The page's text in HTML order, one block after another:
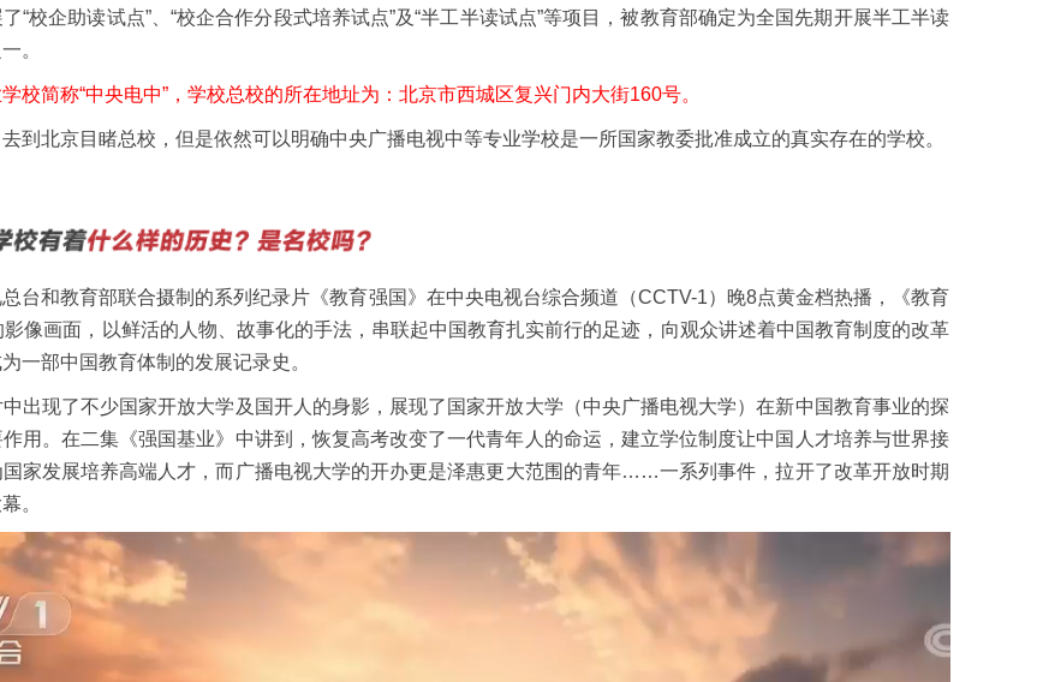
“校企助读试点”、“校企合作分段式培养试点”及“半工半读试点”等项目，被教育部确定为全国先期开展半工半读
。
校简称“中央电中”，学校总校的所在地址为：北京市西城区复兴门内大街160号。
到北京目睹总校，但是依然可以明确中央广播电视中等专业学校是一所国家教委批准成立的真实存在的学校。
台和教育部联合摄制的系列纪录片《教育强国》在中央电视台综合频道（CCTV-1）晚8点黄金档热播，《教育
像画面，以鲜活的人物、故事化的手法，串联起中国教育扎实前行的足迹，向观众讲述着中国教育制度的改革
一部中国教育体制的发展记录史。
出现了不少国家开放大学及国开人的身影，展现了国家开放大学（中央广播电视大学）在新中国教育事业的探
用。在二集《强国基业》中讲到，恢复高考改变了一代青年人的命运，建立学位制度让中国人才培养与世界接
家发展培养高端人才，而广播电视大学的开办更是泽惠更大范围的青年……一系列事件，拉开了改革开放时期
。